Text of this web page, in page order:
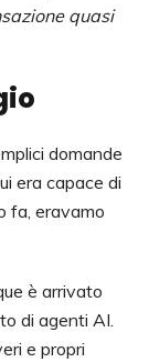
quasi
domande
era capace di
fa, eravamo
è arrivato
di agenti AI.
e propri